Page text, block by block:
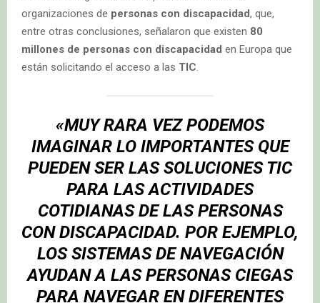
organizaciones de personas con discapacidad, que,
entre otras conclusiones, señalaron que existen 80
millones de personas con discapacidad en Europa que
están solicitando el acceso a las TIC
«MUY RARA VEZ PODEMOS
IMAGINAR LO IMPORTANTES QUE
PUEDEN SER LAS SOLUCIONESTIC
PARA LAS ACTIVIDADES
COTIDIANAS DE LASPERSONAS
CON DISCAPACIDAD. POR EJEMPLO,
LOS SISTEMAS DE NAVEGACIÓN
AYUDAN A LASPERSONAS CIEGAS
PARA NAVEGAR EN DIFERENTES